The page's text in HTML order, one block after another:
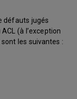
défauts jugés
(à l’exception
les suivantes :